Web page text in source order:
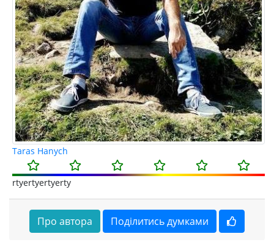
Taras Hanych
rtyertyertyerty
Про автора Поділитись думками